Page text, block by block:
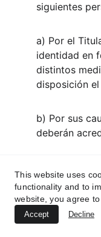
siguientes
a) Por el
identidad en
distintos
disposición
b) Por sus
deberán
Titular,
This website uses
functionality and to
website, you agree
Accept Decline